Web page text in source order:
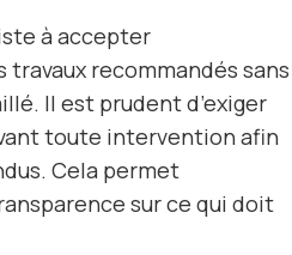
à accepter
recommandés sans
Il est prudent d’exiger
toute intervention afin
Cela permet
sur ce qui doit